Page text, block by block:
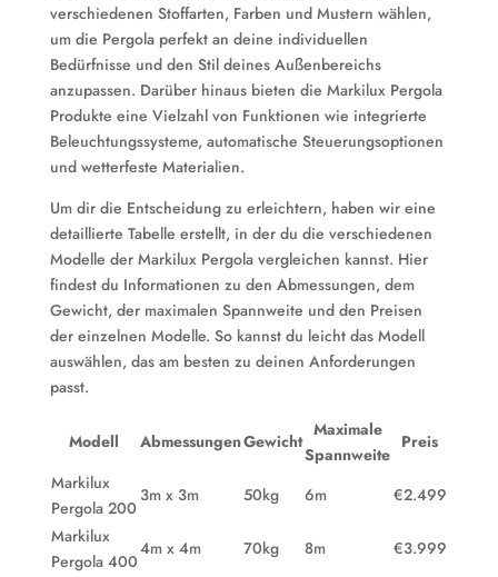
verschiedenen Stoffarten, Farben und Mustern wählen,
um die Pergola perfekt an deine individuellen
Bedürfnisse und den Stil deines Außenbereichs
anzupassen. Darüber hinaus bieten die Markilux Pergola
Produkte eine Vielzahl von Funktionen wie integrierte
Beleuchtungssysteme, automatische Steuerungsoptionen
und wetterfeste Materialien.
Um dir die Entscheidung zu erleichtern, haben wir eine
detaillierte Tabelle erstellt, in der du die verschiedenen
Modelle der Markilux Pergola vergleichen kannst. Hier
findest du Informationen zu den Abmessungen, dem
Gewicht, der maximalen Spannweite und den Preisen
der einzelnen Modelle. So kannst du leicht das Modell
auswählen, das am besten zu deinen Anforderungen
passt.
Modell AbmessungenGewicht
Maximale
Spannweite
Preis
Markilux
Pergola 200
3m x 3m 50kg 6m
€2.499
Markilux
Pergola 400
4m x 4m 70kg 8m
€3.999